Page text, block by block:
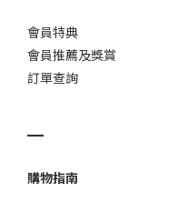
會員特典
會員推薦及獎賞
訂單查詢
購物指南